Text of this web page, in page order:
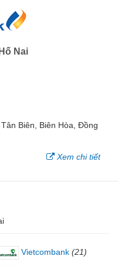
Nai
Biên, Biên Hòa, Đồng
Xem chi tiết
Vietcombank (21)